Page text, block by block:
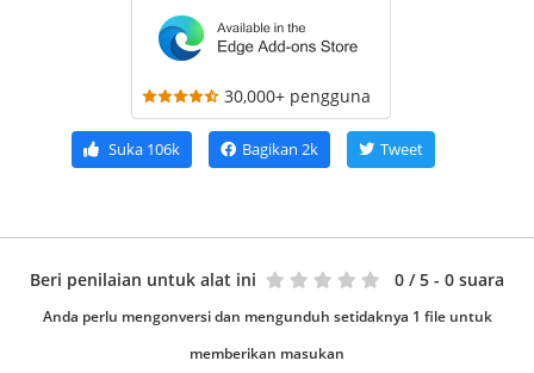
30,000+ pengguna
Suka106k Bagikan 2k Tweet
Beri penilaian untuk alat ini 0 / 5 - 0 suara
Anda perlu mengonversi dan mengunduh setidaknya 1 file untuk
memberikan masukan